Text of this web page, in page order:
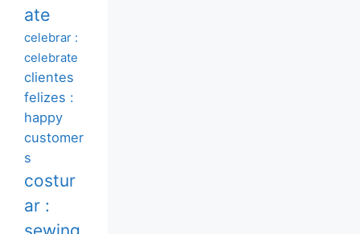
ate
celebrar :
celebrate
clientes
felizes :
happy
customer
s
costur
ar :